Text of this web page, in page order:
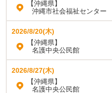
【沖縄県】
沖縄市社会福祉センター
2026/8/20(木)
【沖縄県】
名護中央公民館
2026/8/27(木)
【沖縄県】
名護中央公民館